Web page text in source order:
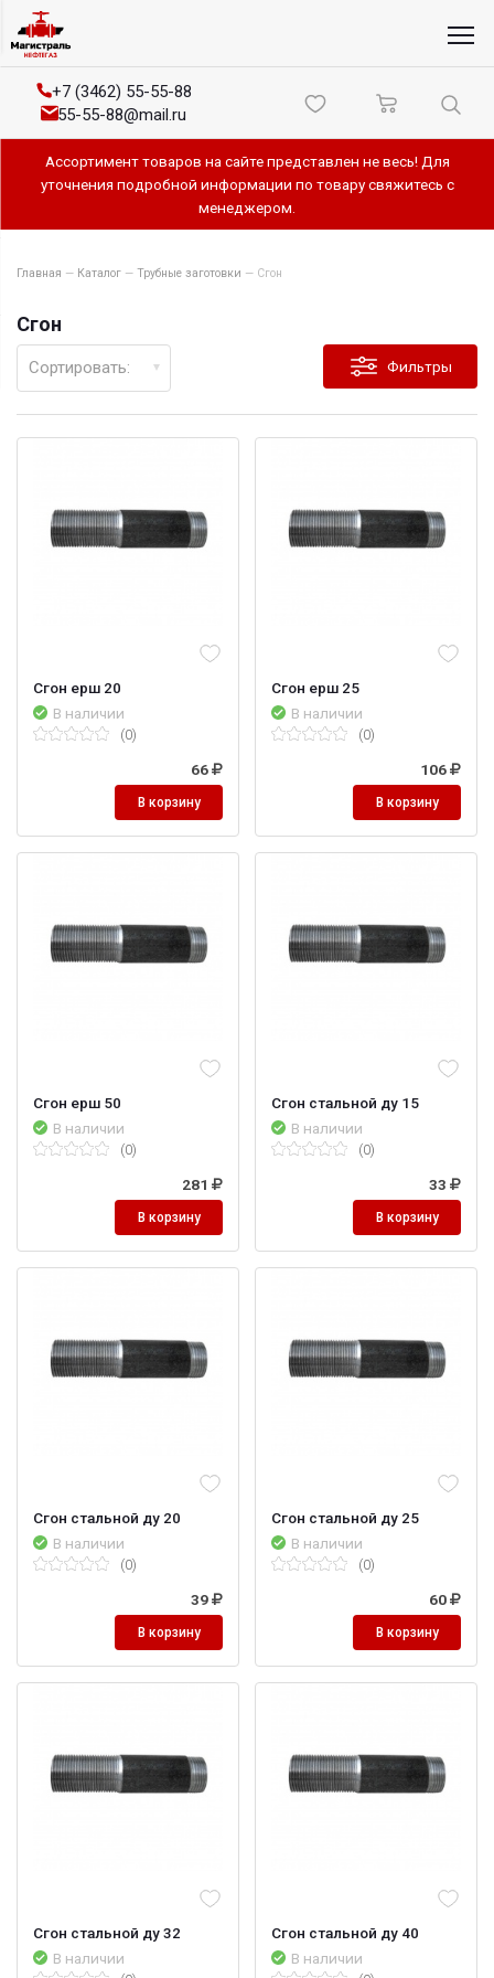
+7 (3462) 55-55-88
55-55-88@mail.ru
Ассортимент товаров на сайте представлен не весь! Для
уточнения подробной информации по товару свяжитесь с
менеджером.
Главная — Каталог — Трубные заготовки — Сгон
Сгон
Фильтры
Сортировать:
Сгон ерш 20
В наличии
(0)
66
В корзину
Сгон ерш 25
В наличии
(0)
106
В корзину
Сгон ерш 50
В наличии
(0)
281
В корзину
Сгон стальной ду 15
В наличии
(0)
33
В корзину
Сгон стальной ду 20
В наличии
(0)
39
В корзину
Сгон стальной ду 25
В наличии
(0)
60
В корзину
Сгон стальной ду 32
В наличии
Сгон стальной ду 40
В наличии